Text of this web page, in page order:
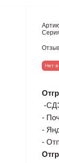
Нет в
-
-
-
-